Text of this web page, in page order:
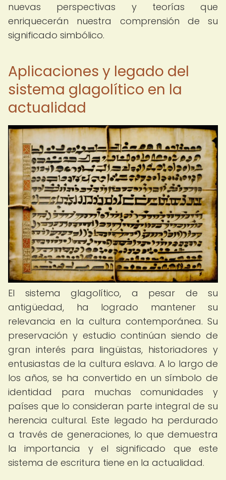
nuevas perspectivas y teorías que
enriquecerán nuestra comprensión de su
significado simbólico.
Aplicaciones y legado del
sistema glagolítico en la
actualidad
El sistema glagolítico, a pesar de su
antigüedad, ha logrado mantener su
relevancia en la cultura contemporánea. Su
preservación y estudio continúan siendo de
gran interés para lingüistas, historiadores y
entusiastas de la cultura eslava. A lo largo de
los años, se ha convertido en un símbolo de
identidad para muchas comunidades y
países que lo consideran parte integral de su
herencia cultural. Este legado ha perdurado
a través de generaciones, lo que demuestra
la importancia y el significado que este
sistema de escritura tiene en la actualidad.